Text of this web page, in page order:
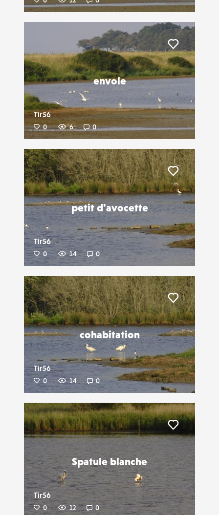
envole
Tir56
0 6 0
Liker
petit d'avocette
Tir56
0 14 0
Liker
cohabitation
Tir56
0 14 0
Liker
Spatule blanche
Tir56
0 12 0